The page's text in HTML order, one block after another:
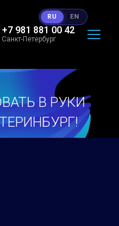
+7 981 881 00 42
Санкт-Петербург
В РУКИ
RU EN